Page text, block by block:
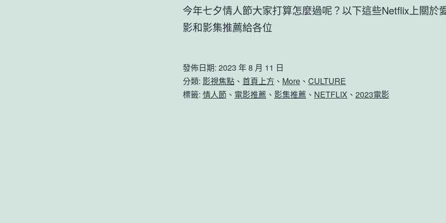
今年七夕情人節大家打算怎麼過呢？以下這些Netflix上關於
影和影集推薦給各位
發佈日期: 2023 年 8 月 11 日
分類: 影視焦點 、 首頁上方 、 More 、 CULTURE
標籤: 情人節 、 電影推薦 、 影集推薦 、 NETFLIX 、 2023電影